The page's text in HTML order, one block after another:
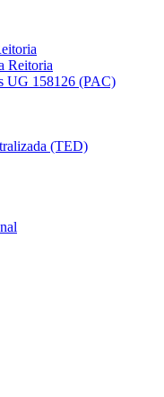
Reitoria
UG 158126 (PAC)
(TED)